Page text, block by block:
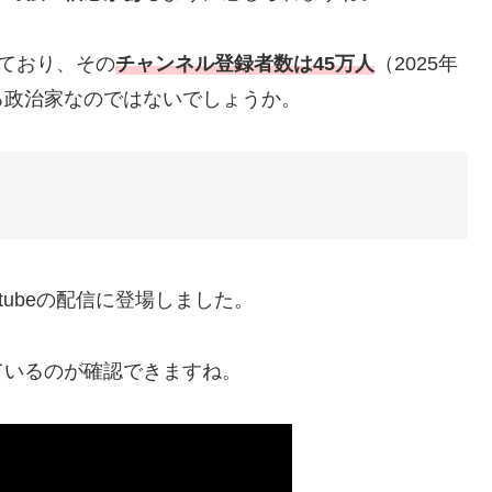
おり、そのチャンネル登録者数は45万人 （2025年
治家なのではないでしょうか。
の配信に登場しました。
るのが確認できますね。